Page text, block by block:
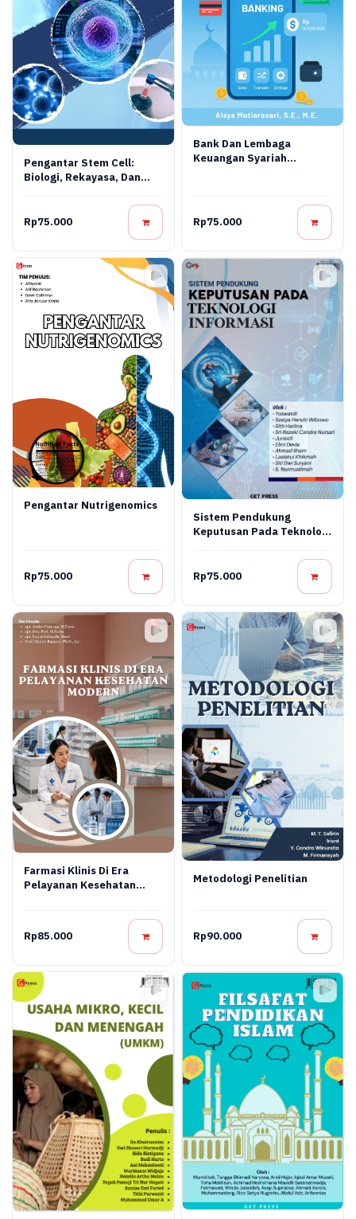
Pengantar Stem Cell:
Biologi, Rekayasa, Dan
Rp75.000
Bank Dan Lembaga
Keuangan Syariah
Rp75.000
Pengantar Nutrigenomics
Rp75.000
Sistem Pendukung
Keputusan Pada Teknologi
Rp75.000
Farmasi Klinis Di Era
Pelayanan Kesehatan
Rp85.000
Metodologi Penelitian
Rp90.000